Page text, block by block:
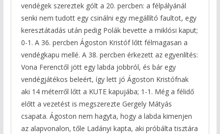
vendégek szereztek gólt a 20. percben: a félpályánál
senki nem tudott egy csinálni egy megállító faultot, egy
keresztátadás után pedig Polák bevette a miklósi kaput;
0-1. A 36. percben Ágoston Kristóf lőtt félmagasan a
vendégkapu mellé. A 38. percben érkezett az egyenlítés:
Vona Ferenctől jött egy labda jobbról, és bár egy
vendégjátékos beleért, így lett jó Ágoston Kristófnak
aki 14 méterről lőtt a KUTE kapujába; 1-1. Még a félidő
előtt a vezetést is megszerezte Gergely Mátyás
csapata. Ágoston nem hagyta, hogy a labda kimenjen
az alapvonalon, tőle Ladányi kapta, aki próbálta tisztára